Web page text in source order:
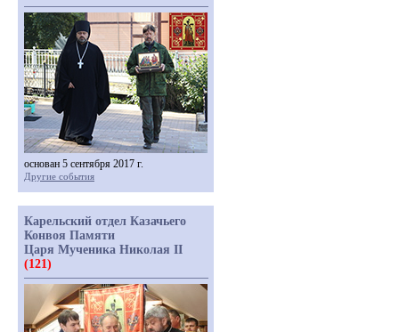
основан 5 сентября 2017 г.
Другие события
Карельский отдел Казачьего
Конвоя Памяти
Царя Мученика Николая II
(121)